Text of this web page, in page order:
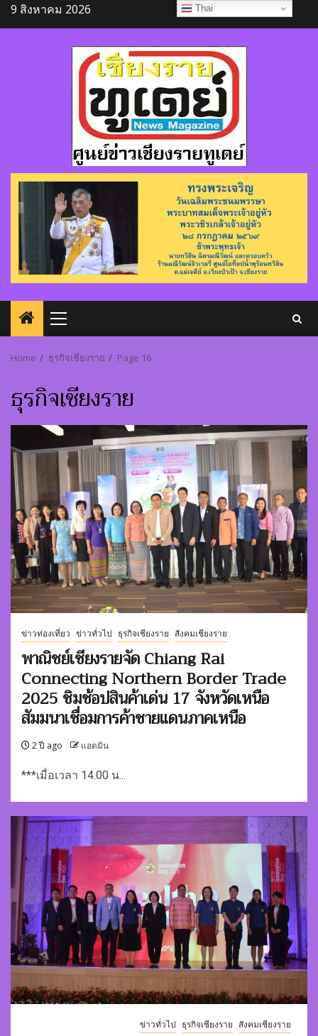
Skip
to
9 สิงหาคม 2026
Primary
Home ธุรกิจเชียงราย Page 16
ธุรกิจเชียงราย
ข่าวท่องเที่ยว ข่าวทั่วไป ธุรกิจเชียงราย สังคมเชียงราย
พาณิชย์เชียงรายจัด Chiang Rai
Connecting Northern Border Trade
2025 ชิมช้อปสินค้าเด่น 17 จังหวัดเหนือ
สัมมนาเชื่อมการค้าชายแดนภาคเหนือ
2 ปี ago แอดมิน
***เมื่อเวลา 14.00 น...
ข่าวทั่วไป ธุรกิจเชียงราย สังคมเชียงราย
Thai